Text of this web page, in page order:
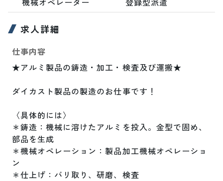
求人詳細
仕事内容
★アルミ製品の鋳造・加工・検査及び運搬★
ダイカスト製品の製造のお仕事です！
〈具体的には〉
＊鋳造：機械に溶けたアルミを投入。金型で固め、
部品を生成
＊機械オペレーション：製品加工機械オペレーショ
ン
＊仕上げ：バリ取り、研磨、検査